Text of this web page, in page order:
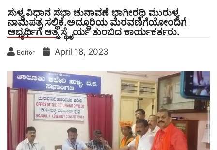
ಸುಳ್ಯ ವಿಧಾನ ಸಭಾ ಚುನಾವಣೆ ಭಾಗೀರಥಿ ಮುರುಳ್ಯ
ನಾಮಪತ್ರ ಸಲ್ಲಿಕೆ.ಅದ್ದೂರಿಯ ಮೆರವಣಿಗೆಯೋಂದಿಗೆ
ಅಭ್ಯರ್ಥಿಗೆ ಆತ್ಮ ಸ್ಥೈರ್ಯ ತುಂಬಿದ ಕಾರ್ಯಕರ್ತರು.
Editor April 18, 2023